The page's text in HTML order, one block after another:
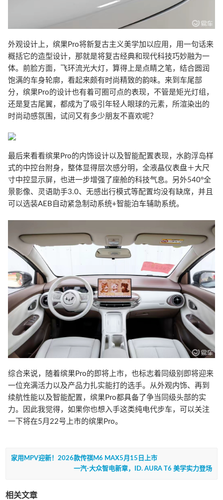
外观设计上，缤果Pro将新复古主义美学加以应用，用一句话来
概括它的造型设计，那就是将复古经典和现代科技巧妙融为一
体。前脸方面，飞环流光大灯，算得上是点睛之笔，结合圆润
饱满的车身轮廓，看起来颇有时尚精致的韵味。来到车尾部
分，缤果Pro的设计也有着可圈可点的表现，不管是矩光灯组，
还是复古尾翼，都成为了吸引年轻人眼球的元素，所渲染出的
时尚动感氛围，试问又有多少朋友不喜欢呢？
最后来看看缤果Pro的内饰设计以及智能配置表现，水韵浮岛样
式的中控台附身，整体显得层次感分明，全液晶仪表盘＋大尺
寸中控显示屏，也进一步增强了座舱的科技气息。另外540°全
景影像、灵语助手3.0、无感出行模式等配置均没有缺席，并且
可以选装AEB自动紧急制动系统+智能泊车辅助系统。
综合来说，随着缤果Pro的即将上市，也标志着同级别即将迎来
一位充满活力以及产品力扎实能打的选手。从外观内饰、再到
续航性能以及智能配置，缤果Pro都具备了争当同级头部的实
力。因此我觉得，如果你也想入手这类纯电代步车，可以关注
一下将在5月22号上市的缤果Pro。
家用MPV迎新！2026款传祺M6 MAX5月15日上市
一汽-大众智电新章，ID. AURA T6 美学实力登场
相关文章